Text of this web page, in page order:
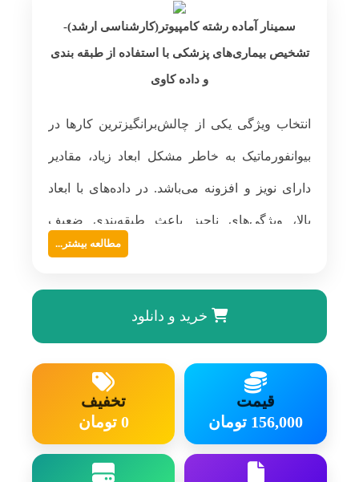
سمینار آماده رشته کامپیوتر(کارشناسی ارشد)-
تشخیص بیماری‌های پزشکی با استفاده از طبقه بندی
و داده کاوی
انتخاب ویژگی یکی از چالش‌برانگیزترین کارها در
بیوانفورماتیک به خاطر مشکل ابعاد زیاد، مقادیر
دارای نویز و افزونه می‌باشد. در داده‌های با ابعاد
بالا، ویژگی‌های ناچیز باعث طبقه‌بندی ضعیف
می‌شوند. از این رو انتخاب ویژگی ممکن است دقت
مستحکم تر ایجاد مینماید . الگوریتم‌های انتخاب
مطالعه بیشتر...
خرید و دانلود
قیمت
156,000 تومان
تخفیف
0 تومان